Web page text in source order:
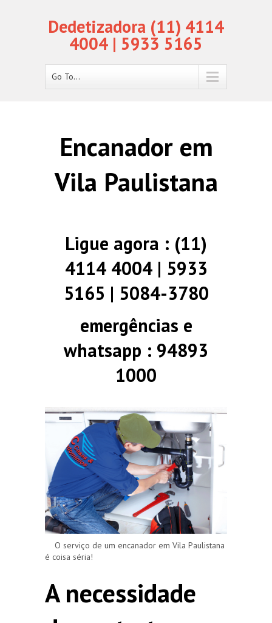
Dedetizadora (11) 4114
4004 | 5933 5165
Go To...
Encanador em
Vila Paulistana
Ligue agora : (11)
4114 4004 | 5933
5165 | 5084-3780
emergências e
whatsapp : 94893
1000
O serviço de um encanador em Vila Paulistana
é coisa séria!
A necessidade